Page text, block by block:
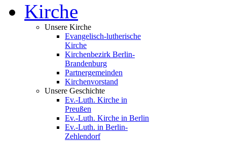
Kirche
Unsere Kirche
Evangelisch-lutherische
Kirche
Kirchenbezirk Berlin-
Brandenburg
Partnergemeinden
Kirchenvorstand
Unsere Geschichte
Ev.-Luth. Kirche in
Preußen
Ev.-Luth. Kirche in Berlin
Ev.-Luth. in Berlin-
Zehlendorf